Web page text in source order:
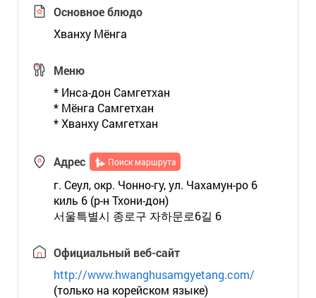
Основное блюдо
Хванху Мёнга
Меню
* Инса-дон Самгетхан
* Мёнга Самгетхан
* Хванху Самгетхан
Адрес Поиск маршрута
г. Сеул, окр. Чонно-гу, ул. Чахамун-ро 6
киль 6 (р-н Тхони-дон)
서울특별시 종로구 자하문로6길 6
Официальный веб-сайт
http://www.hwanghusamgyetang.com/
(только на корейском языке)